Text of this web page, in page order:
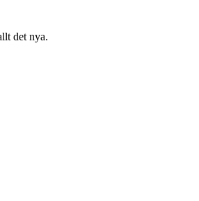
det nya.